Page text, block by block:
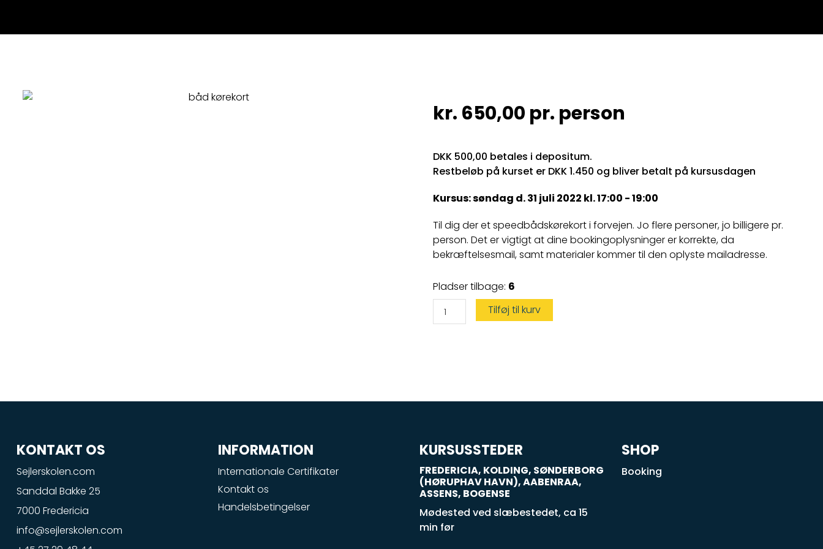
kr. 650,00 pr. person
DKK 500,00 betales i depositum.
Restbeløb på kurset er DKK 1.450 og bliver betalt på kursusdagen
Kursus: søndag d. 31 juli 2022 kl. 17:00 - 19:00
Til dig der et speedbådskørekort i forvejen. Jo flere personer, jo billigere pr.
person. Det er vigtigt at dine bookingoplysninger er korrekte, da
bekræftelsesmail, samt materialer kommer til den oplyste mailadresse.
Pladser tilbage: 6
Vandscootercertifikat
kun
den
prøve Tilføj til kurv
KONTAKT OS
Sejlerskolen.com
Sanddal Bakke 25
7000 Fredericia
info@sejlerskolen.com
INFORMATION
Internationale Certifikater
Kontakt os
Handelsbetingelser
KURSUSSTEDER
FREDERICIA, KOLDING, SØNDERBORG
(HØRUPHAV HAVN), AABENRAA,
ASSENS, BOGENSE
Mødested ved slæbestedet, ca 15
min før
SHOP
Booking